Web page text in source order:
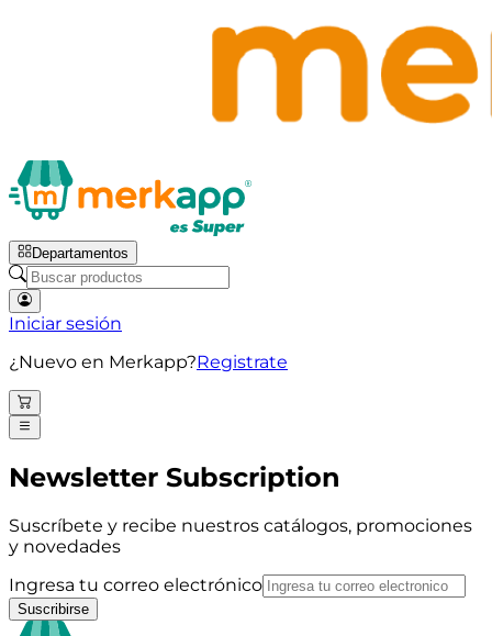
Departamentos
Iniciar sesión
¿Nuevo en Merkapp?Registrate
Newsletter Subscription
Suscríbete y recibe nuestros catálogos, promociones
y novedades
Ingresa tu correo electrónico
Suscribirse